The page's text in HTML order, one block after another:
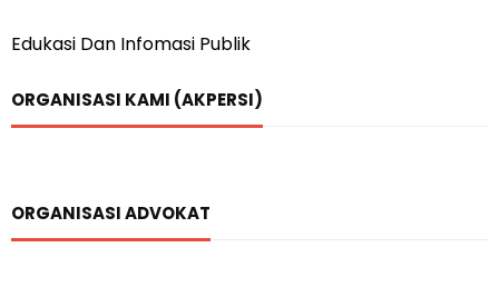
Edukasi Dan Infomasi Publik
ORGANISASI KAMI (AKPERSI)
ORGANISASI ADVOKAT